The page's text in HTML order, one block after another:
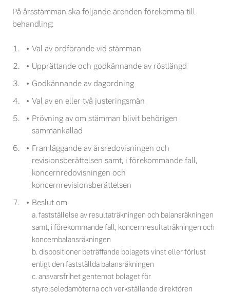
På årsstämman ska följande ärenden förekomma till
behandling:
Val av ordförande vid stämman
Upprättande och godkännande av röstlängd
Godkännande av dagordning
Val av en eller två justeringsmän
Prövning av om stämman blivit behörigen
sammankallad
Framläggande av årsredovisningen och
revisionsberättelsen samt, i förekommande fall,
koncernredovisningen och
koncernrevisionsberättelsen
Beslut om
a. fastställelse av resultaträkningen och balansräkningen
samt, i förekommande fall, koncernresultaträkningen och
koncernbalansräkningen
b. dispositioner beträffande bolagets vinst eller förlust
enligt den fastställda balansräkningen
c. ansvarsfrihet gentemot bolaget för
styrelseledamöterna och verkställande direktören